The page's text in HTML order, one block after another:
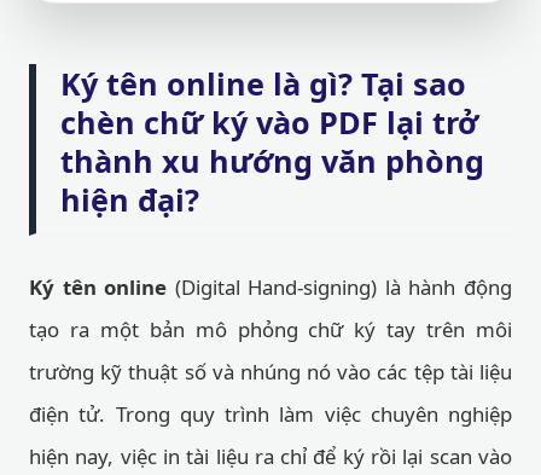
Ký tên online là gì? Tại sao
chèn chữ ký vào PDF lại trở
thành xu hướng văn phòng
hiện đại?
Ký tên online (Digital Hand-signing) là hành động
tạo ra một bản mô phỏng chữ ký tay trên môi
trường kỹ thuật số và nhúng nó vào các tệp tài liệu
điện tử. Trong quy trình làm việc chuyên nghiệp
hiện nay, việc in tài liệu ra chỉ để ký rồi lại scan vào